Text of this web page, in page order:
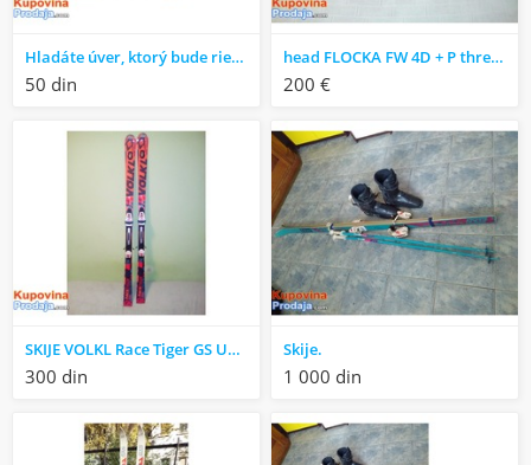
Hladáte úver, ktorý bude riešit vaše problémy a pomôže vám?
50 din
head FLOCKA FW 4D + P three 4D SPEEDDISC BLU
200 €
SKIJE VOLKL Race Tiger GS UVO 180
300 din
Skije.
1 000 din